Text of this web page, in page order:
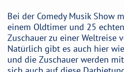
Bei der Comedy Musik Show
einem Oldtimer und 25
Zuschauer zu einer Weltreise
Natürlich gibt es auch hier
und die Zuschauer werden